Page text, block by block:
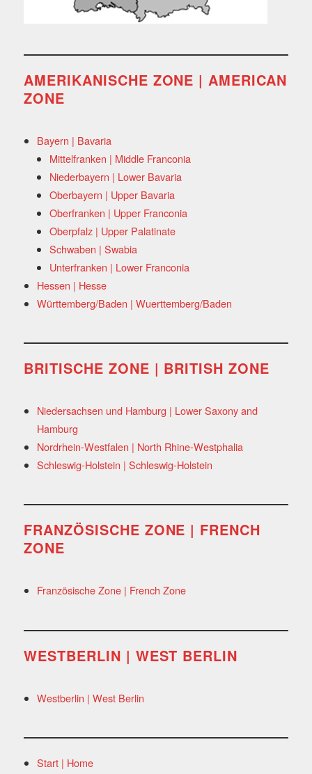
AMERIKANISCHE ZONE | AMERICAN
ZONE
Bayern | Bavaria
Mittelfranken | Middle Franconia
Niederbayern | Lower Bavaria
Oberbayern | Upper Bavaria
Oberfranken | Upper Franconia
Oberpfalz | Upper Palatinate
Schwaben | Swabia
Unterfranken | Lower Franconia
Hessen | Hesse
Württemberg/Baden | Wuerttemberg/Baden
BRITISCHE ZONE | BRITISH ZONE
Niedersachsen und Hamburg | Lower Saxony and
Hamburg
Nordrhein-Westfalen | North Rhine-Westphalia
Schleswig-Holstein | Schleswig-Holstein
FRANZÖSISCHE ZONE | FRENCH
ZONE
Französische Zone | French Zone
WESTBERLIN | WEST BERLIN
Westberlin | West Berlin
Start | Home